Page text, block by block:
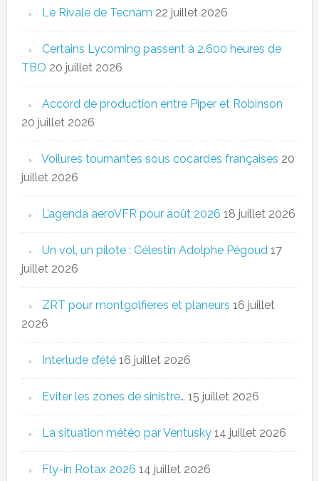
Le Rivale de Tecnam 22 juillet 2026
Certains Lycoming passent à 2.600 heures de
TBO 20 juillet 2026
Accord de production entre Piper et Robinson
20 juillet 2026
Voilures tournantes sous cocardes françaises 20
juillet 2026
L’agenda aeroVFR pour août 2026 18 juillet 2026
Un vol, un pilote : Célestin Adolphe Pégoud 17
juillet 2026
ZRT pour montgolfières et planeurs 16 juillet
2026
Interlude d’été 16 juillet 2026
Eviter les zones de sinistre… 15 juillet 2026
La situation météo par Ventusky 14 juillet 2026
Fly-in Rotax 2026 14 juillet 2026